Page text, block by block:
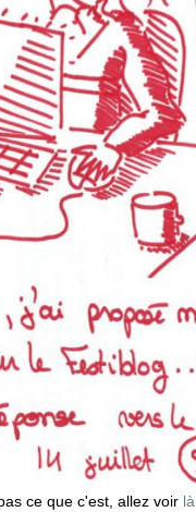
ce que c'est, allez voir là